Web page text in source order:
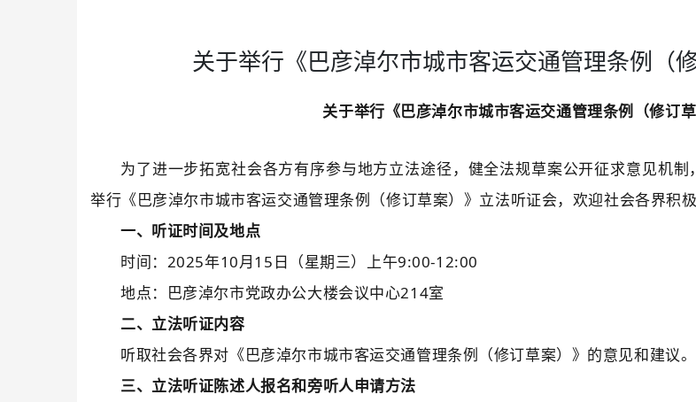
关于举行《巴彦淖尔市城市客运交通管理条例（
关于举行 《巴彦淖尔市城市客运交通管理条例（修订
为了进一步拓宽社会各方有序参与地方立法途径， 健全法规草案公开征求意见机制，
举行 《巴彦淖尔市城市客运交通管理条例（修订草案）》 立法听证会， 欢迎社会各界积
一、听证时间及地点
时间： 2025年10月15 日（星期三）上午9:00-12:00
地点：巴彦淖尔市党政办公大楼会议中心214室
二、 立法听证内容
听取社会各界对《巴彦淖尔市城市客运交通管理条例（修订草案）》的意见和建议。
三、立法听证陈述人报名和旁听人申请方法